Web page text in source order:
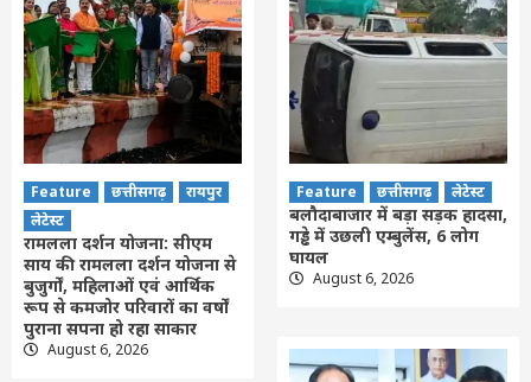
Feature छत्तीसगढ़
रायपुर
लेटेस्ट
रामलला दर्शन योजना: सीएम
साय की रामलला दर्शन योजना से
बुजुर्गों, महिलाओं एवं आर्थिक
रूप से कमजोर परिवारों का वर्षों
पुराना सपना हो रहा साकार
August 6, 2026
Feature छत्तीसगढ़ लेटेस्ट
बलौदाबाजार में बड़ा सड़क हादसा,
गड्ढे में उछली एम्बुलेंस, 6 लोग
घायल
August 6, 2026